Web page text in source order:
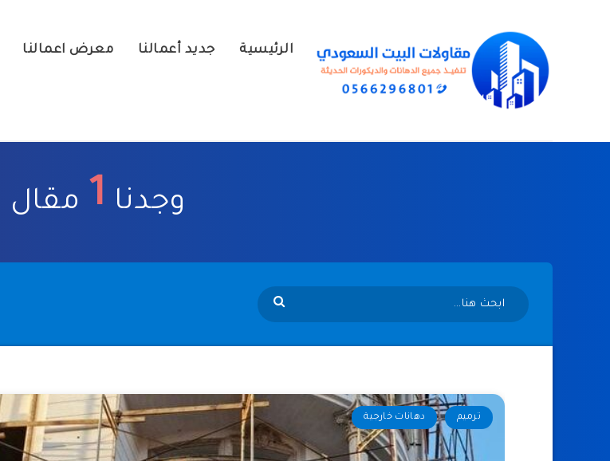
الرئيسية جديد أعمالنا معرض اعمالنا
وجدنا 1 مقال
ترميم دهانات خارجية